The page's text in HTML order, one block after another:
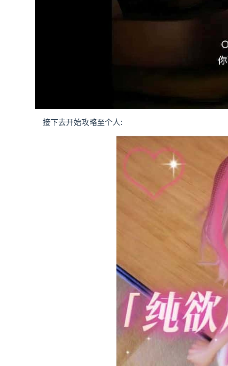
接下去开始攻略至个人: